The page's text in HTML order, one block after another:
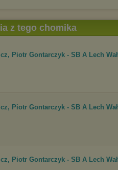
z tego chomika
Piotr Gontarczyk - SB A Lech
Piotr Gontarczyk - SB A Lech
Piotr Gontarczyk - SB A Lech